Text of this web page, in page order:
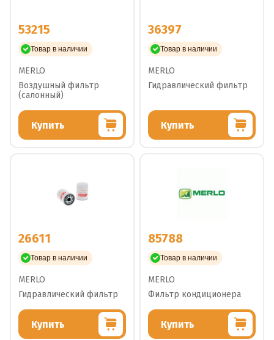
53215
Товар в наличии
MERLO
Воздушный фильтр
(салонный)
Купить
36397
Товар в наличии
MERLO
Гидравлический фильтр
Купить
26611
Товар в наличии
MERLO
Гидравлический фильтр
Купить
85788
Товар в наличии
MERLO
Фильтр кондиционера
Купить